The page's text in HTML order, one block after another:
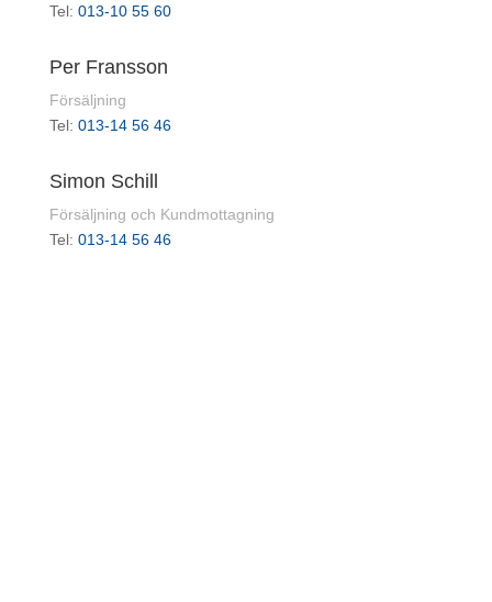
Tel: 013-10 55 60
Per Fransson
Försäljning
Tel: 013-14 56 46
Simon Schill
Försäljning och Kundmottagning
Tel: 013-14 56 46